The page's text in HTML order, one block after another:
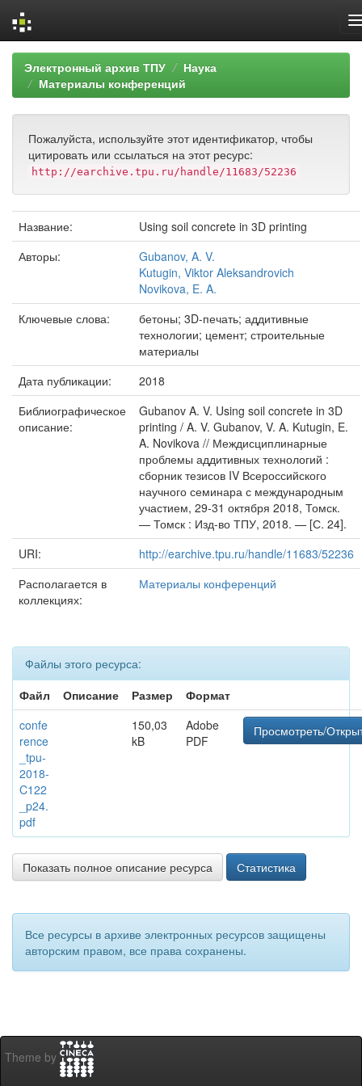
Skip
navigation
Электронный архив ТПУ
Наука
Материалы конференций
Пожалуйста, используйте этот идентификатор, чтобы
цитировать или ссылаться на этот ресурс:
http://earchive.tpu.ru/handle/11683/52236
Название:
Using soil concrete in 3D printing
Авторы:
Gubanov, A. V.
Kutugin, Viktor Aleksandrovich
Novikova, E. A.
Ключевые слова:
бетоны; 3D-печать; аддитивные
технологии; цемент; строительные
материалы
Дата публикации:
2018
Библиографическое
описание:
Gubanov A. V. Using soil concrete in 3D
printing / A. V. Gubanov, V. A. Kutugin, E.
A. Novikova // Междисциплинарные
проблемы аддитивных технологий :
сборник тезисов IV Всероссийского
научного семинара с международным
участием, 29-31 октября 2018, Томск.
— Томск : Изд-во ТПУ, 2018. — [С. 24].
URI:
http://earchive.tpu.ru/handle/11683/52236
Располагается в
коллекциях:
Материалы конференций
Файлы этого ресурса:
Файл
Описание Размер
Формат
confe
rence
_tpu-
2018-
C122
_p24.
pdf
150,03
kB
Adobe
PDF
Просмотреть/
Показать полное описание ресурса Статистика
Все ресурсы в архиве электронных ресурсов защищены
авторским правом, все права сохранены.
Theme by